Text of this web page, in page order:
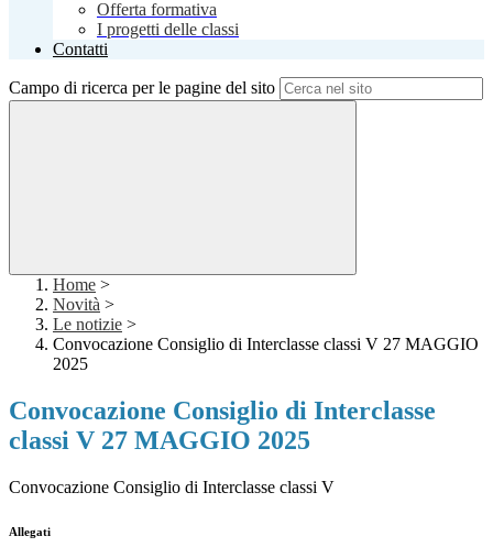
Offerta formativa
I progetti delle classi
Contatti
Campo di ricerca per le pagine del sito
Home >
Novità >
Le notizie >
Convocazione Consiglio di Interclasse classi V 27 MAGGIO
2025
Convocazione Consiglio di Interclasse
classi V 27 MAGGIO 2025
Convocazione Consiglio di Interclasse classi V
Allegati